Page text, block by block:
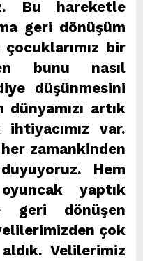
Bu hareketle
geri dönüşüm
bir
bunu nasıl
düşünmesini
artık
var.
zamankinden
Hem
yaptık
geri dönüşen
çok
Velilerimiz